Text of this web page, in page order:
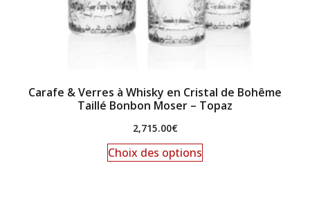
Carafe & Verres à Whisky en Cristal de Bohême
Taillé Bonbon Moser – Topaz
2,715.00€
Choix des options